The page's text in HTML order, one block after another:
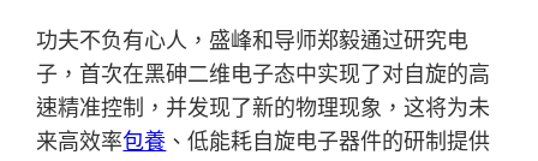
功夫不负有心人，盛峰和导师郑毅通过研究电
子，首次在黑砷二维电子态中实现了对自旋的高
速精准控制，并发现了新的物理现象，这将为未
来高效率包養 、低能耗自旋电子器件的研制提供